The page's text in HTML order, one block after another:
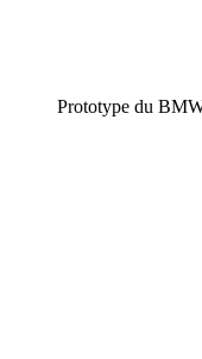
Prototype du